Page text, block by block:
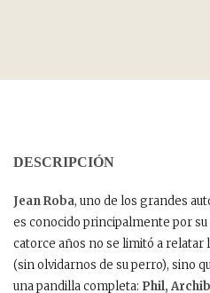
DESCRIPCIÓN
Jean Roba, uno de los grandes
es conocido principalmente por su
catorce años no se limitó a relatar
(sin olvidarnos de su perro), sino
una pandilla completa: Phil,